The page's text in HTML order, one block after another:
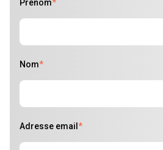
Prénom*
Nom*
Adresse email *